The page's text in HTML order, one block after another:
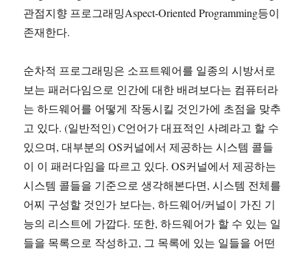
관점지향 프로그래밍Aspect-Oriented Programming등이
존재한다.
순차적 프로그래밍은 소프트웨어를 일종의 시방서로
보는 패러다임으로 인간에 대한 배려보다는 컴퓨터라
는 하드웨어를 어떻게 작동시킬 것인가에 초점을 맞추
고 있다. (일반적인) C언어가 대표적인 사례라고 할 수
있으며, 대부분의 OS커널에서 제공하는 시스템 콜들
이 이 패러다임을 따르고 있다. OS커널에서 제공하는
시스템 콜들을 기준으로 생각해본다면, 시스템 전체를
어찌 구성할 것인가 보다는, 하드웨어/커널이 가진 기
능의 리스트에 가깝다. 또한, 하드웨어가 할 수 있는 일
들을 목록으로 작성하고, 그 목록에 있는 일들을 어떤